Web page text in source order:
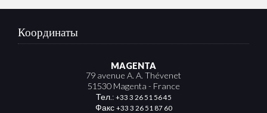
Координаты
MAGENTA
79 avenue A. A. Thévenet
51530 Magenta - France
Тел.: +33 3 26 51 56 45
Факс +33 3 26 51 87 60